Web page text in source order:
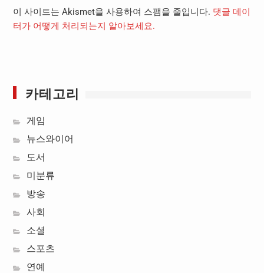
이 사이트는 Akismet을 사용하여 스팸을 줄입니다. 댓글 데이
터가 어떻게 처리되는지 알아보세요.
카테고리
게임
뉴스와이어
도서
미분류
방송
사회
소셜
스포츠
연예